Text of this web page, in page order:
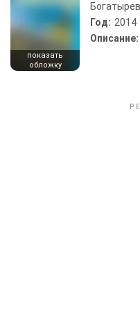
показать
обложку
Год: 2014
Описание: